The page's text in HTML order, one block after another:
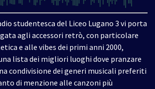
studentesca del Liceo Lugano 3 vi porta
agli accessori retrò, con particolare
e alle vibes dei primi anni 2000,
lista dei migliori luoghi dove pranzare
condivisione dei generi musicali preferiti
di menzione alle canzoni più